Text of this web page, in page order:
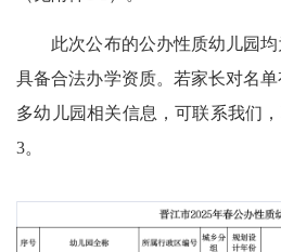
此次公布的公办性质幼儿园均
具备合法办学资质。若家长对名
多幼儿园相关信息，可联系我们
3。